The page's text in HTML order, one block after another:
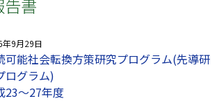
書
年9月29日
可能社会転換方策研究プログラム(先導研
ログラム)
23～27年度